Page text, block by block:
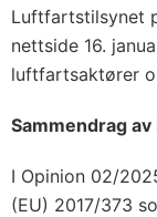
Luftfartstilsynet
nettside 16.
luftfartsaktører
Sammendrag
I Opinion 02/
(EU) 2017/373